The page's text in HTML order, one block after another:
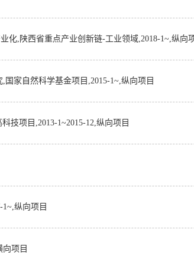
化,陕西省重点产业创新链-工业领域,2018-1~,纵向
家自然科学基金项目,2015-1~,纵向项目
技项目,2013-1~2015-12,纵向项目
纵向项目
项目